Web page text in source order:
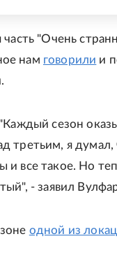
часть "Очень
нам говорили и
сезон
третьим, я
и все такое. Но
- заявил
одной из